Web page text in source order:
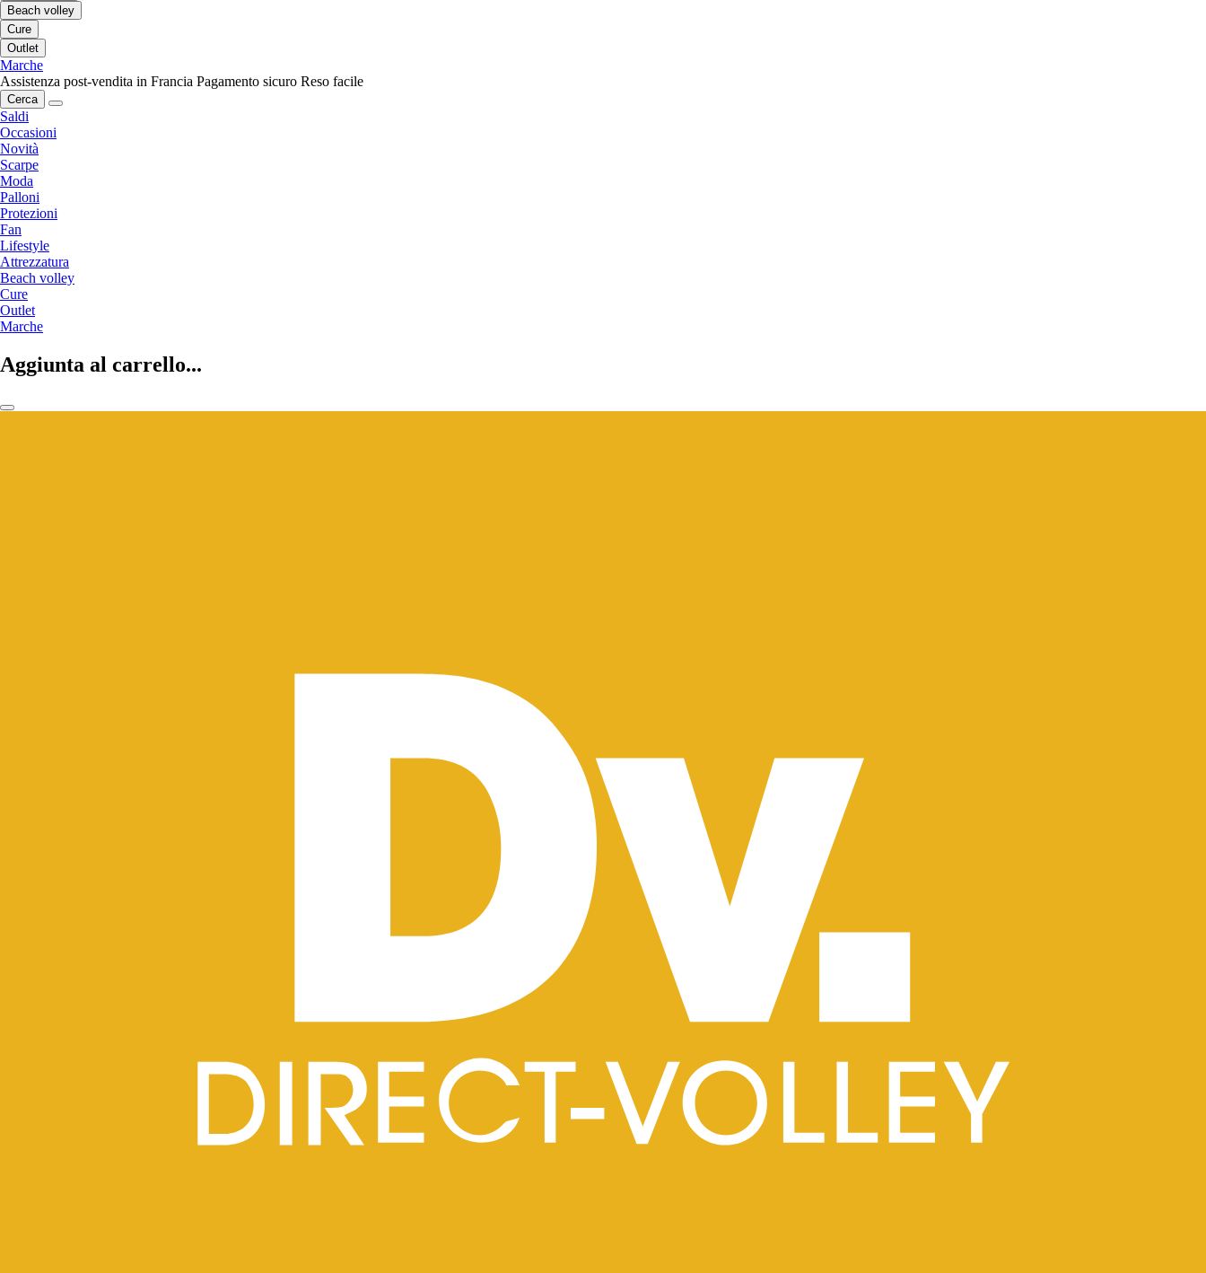
Beach volley
Cure
Outlet
Marche
Assistenza post-vendita in Francia Pagamento sicuro Reso facile
Cerca
Saldi
Occasioni
Novità
Scarpe
Moda
Palloni
Protezioni
Fan
Lifestyle
Attrezzatura
Beach volley
Cure
Outlet
Marche
Aggiunta al carrello...